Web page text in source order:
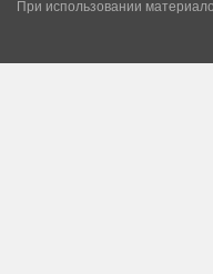
При использовании